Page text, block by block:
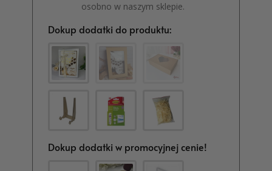
osobno w naszym sklepie.
Dokup dodatki do produktu:
Dokup dodatki w promocyjnej cenie!